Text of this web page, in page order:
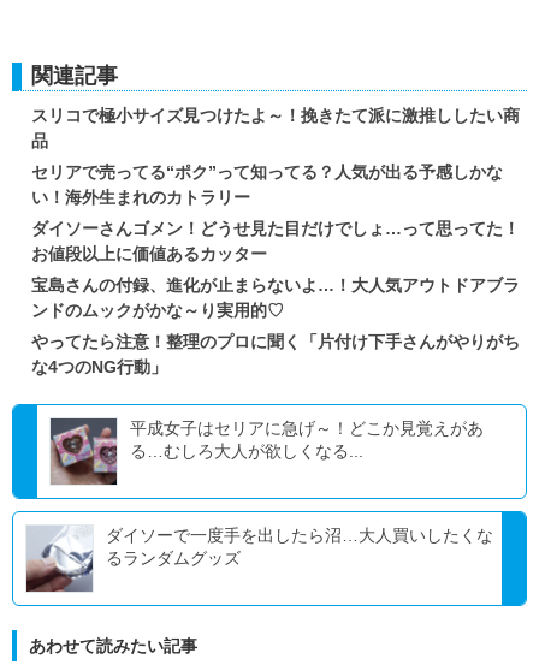
関連記事
スリコで極小サイズ見つけたよ～！挽きたて派に激推ししたい商
品
セリアで売ってる“ポク”って知ってる？人気が出る予感しかな
い！海外生まれのカトラリー
ダイソーさんゴメン！どうせ見た目だけでしょ…って思ってた！
お値段以上に価値あるカッター
宝島さんの付録、進化が止まらないよ…！大人気アウトドアブラ
ンドのムックがかな～り実用的♡
やってたら注意！整理のプロに聞く「片付け下手さんがやりがち
な4つのNG行動」
平成女子はセリアに急げ～！どこか見覚えがあ
る…むしろ大人が欲しくなる...
ダイソーで一度手を出したら沼…大人買いしたくな
るランダムグッズ
あわせて読みたい記事